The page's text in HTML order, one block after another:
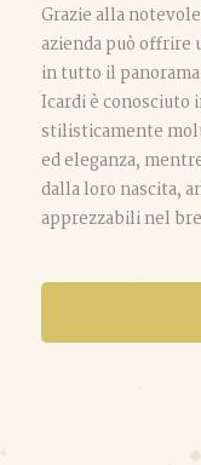
Grazie alla
azienda può offrire
in tutto il
Icardi è conosciuto
stilisticamente
ed eleganza,
dalla loro nascita,
apprezzabili nel